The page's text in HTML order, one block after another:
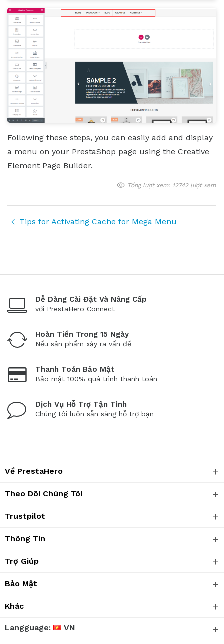
Following these steps, you can easily add and display
a menu on your PrestaShop page using the Creative
Element Page Builder.
Tổng lượt xem: 12742 lượt xem
Tips for Activating Cache for Mega Menu
Dễ Dàng Cài Đặt Và Nâng Cấp
với PrestaHero Connect
Hoàn Tiền Trong 15 Ngày
Nếu sản phẩm xảy ra vấn đề
Thanh Toán Bảo Mật
Bảo mật 100% quá trình thanh toán
Dịch Vụ Hỗ Trợ Tận Tình
Chúng tôi luôn sẵn sàng hỗ trợ bạn
Về PrestaHero
Theo Dõi Chúng Tôi
Trustpilot
Thông Tin
Trợ Giúp
Bảo Mật
Khác
Langguage: VN